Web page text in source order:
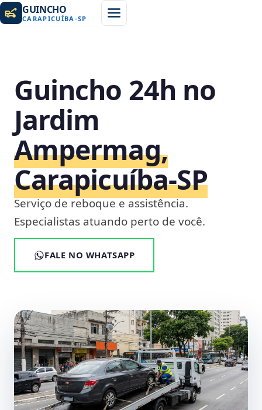
GUINCHO
CARAPICUÍBA -SP
Guincho 24h no
Jardim
Ampermag,
Carapicuíba‑SP
Serviço de reboque e assistência.
Especialistas atuando perto de você.
FALE NO WHATSAPP